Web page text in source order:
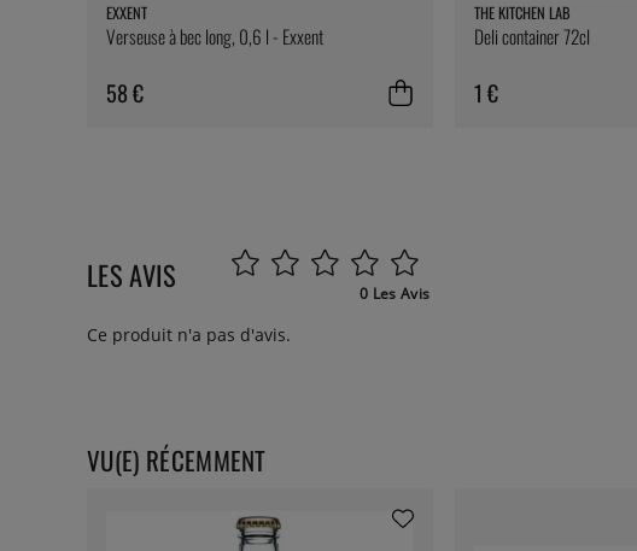
EXXENT
Verseuse à bec long, 0,6 l - Exxent
58 €
THE KITCHEN LAB
Deli container 72cl
1 €
LES AVIS 0 Les Avis
Ce produit n'a pas d'avis.
VU(E) RÉCEMMENT